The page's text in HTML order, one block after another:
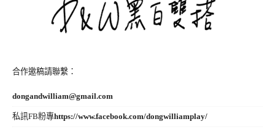
合作邀稿請聯繫：
dongandwilliam@gmail.com
私訊FB粉專https://www.facebook.com/dongwilliamplay/